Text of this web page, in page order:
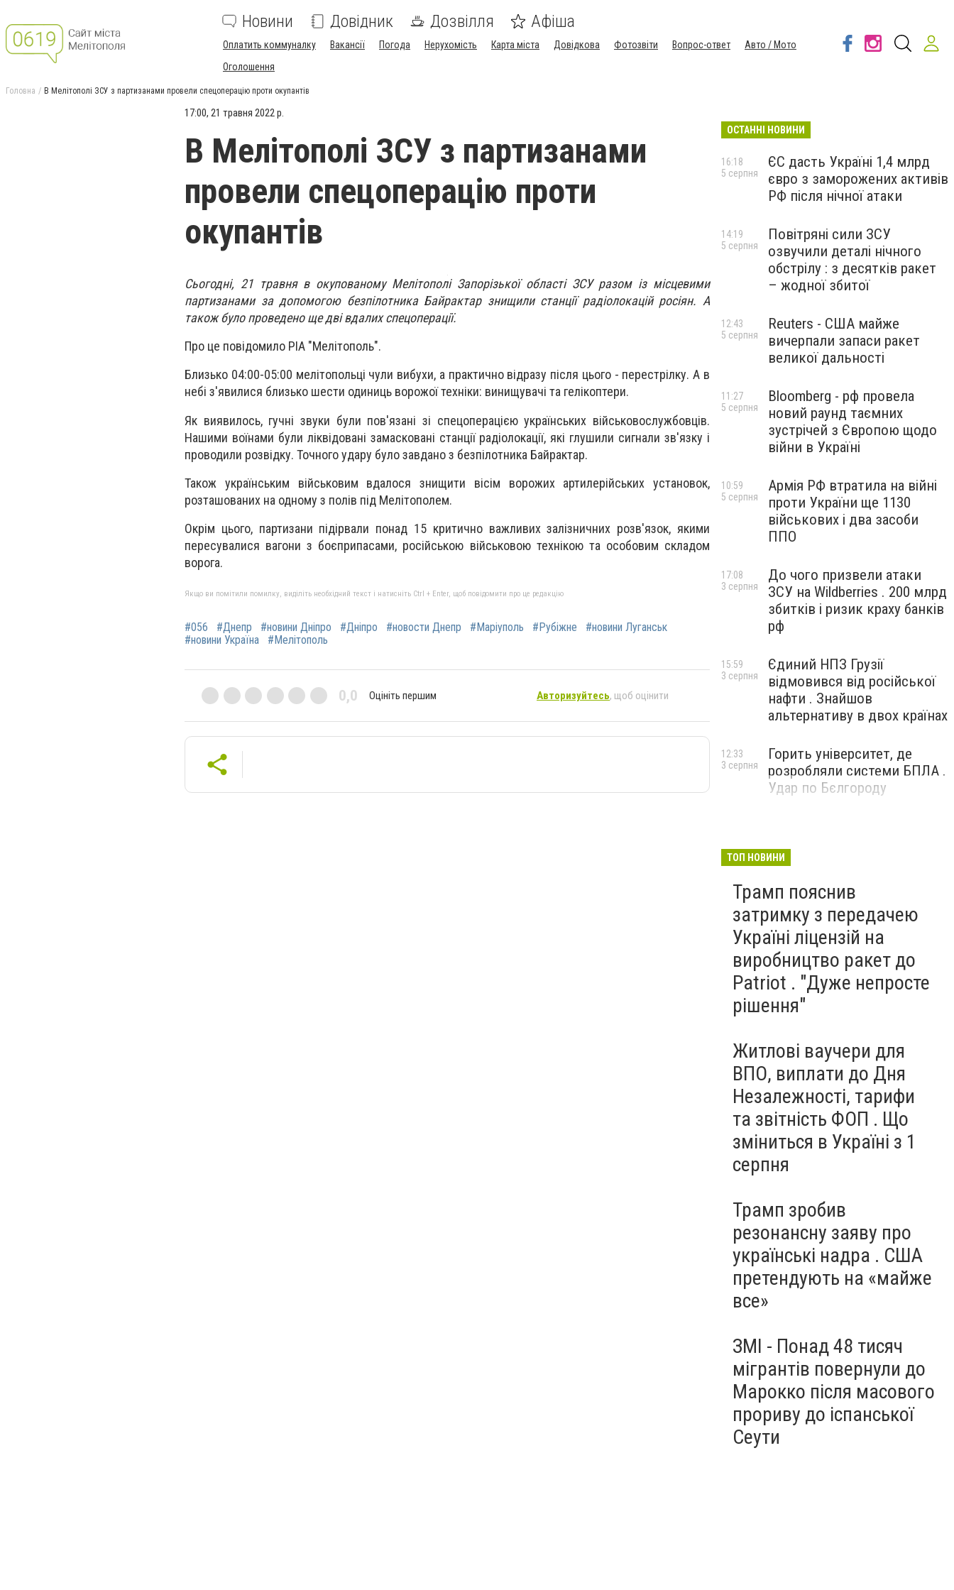
Новини Довідник Дозвілля Афіша
Оплатить коммуналку Вакансії Погода Нерухомість Карта міста Довідкова Фотозвіти Вопрос-ответ
Авто / Мото
Оголошення
Головна В Мелітополі ​​ЗСУ з партизанами провели спецоперацію проти окупантів
17:00, 21 травня 2022 р.
В Мелітополі ​​ЗСУ з партизанами
провели спецоперацію проти
окупантів
Сьогодні, 21 травня в окупованому Мелітополі Запорізької області ЗСУ разом із місцевими
партизанами за допомогою безпілотника Байрактар знищили станції радіолокацій росіян. А
також було проведено ще дві вдалих спецоперації.
Про це повідомило РІА "Мелітополь".
Близько 04:00-05:00 мелітопольці чули вибухи, а практично відразу після цього - перестрілку. А в
небі з'явилися близько шести одиниць ворожої техніки: винищувачі та гелікоптери.
Як виявилось, гучні звуки були пов'язані зі спецоперацією українських військовослужбовців.
Нашими воїнами були ліквідовані замасковані станції радіолокації, які глушили сигнали зв'язку і
проводили розвідку. Точного удару було завдано з безпілотника Байрактар.
Також українським військовим вдалося знищити вісім ворожих артилерійських установок,
розташованих на одному з полів під Мелітополем.
Окрім цього, партизани підірвали понад 15 критично важливих залізничних розв'язок, якими
пересувалися вагони з боєприпасами, російською військовою технікою та особовим складом
ворога.
Якщо ви помітили помилку, виділіть необхідний текст і натисніть Ctrl + Enter, щоб повідомити про це редакцію
#056 #Днепр #новини Дніпро #Дніпро #новости Днепр #Маріуполь #Рубіжне
#новини Луганськ
#новини Україна
#Мелітополь
0,0 Оцініть першим Авторизуйтесь, щоб оцінити
ОСТАННІ НОВИНИ
ЄС дасть Україні 1,4 млрд
євро з заморожених активів
РФ після нічної атаки
16:18
5 серпня
Повітряні сили ЗСУ
озвучили деталі нічного
обстрілу : з десятків ракет
– жодної збитої
14:19
5 серпня
Reuters - США майже
вичерпали запаси ракет
великої дальності
12:43
5 серпня
Bloomberg - рф провела
новий раунд таємних
зустрічей з Європою щодо
війни в Україні
11:27
5 серпня
Армія РФ втратила на війні
проти України ще 1130
військових і два засоби
ППО
10:59
5 серпня
До чого призвели атаки
ЗСУ на Wildberries . 200 млрд
збитків і ризик краху банків
рф
17:08
3 серпня
Єдиний НПЗ Грузії
відмовився від російської
нафти . Знайшов
альтернативу в двох країнах
15:59
3 серпня
Горить університет, де
розробляли системи БПЛА .
Удар по Бєлгороду
12:33
3 серпня
ТОП НОВИНИ
Трамп пояснив
затримку з передачею
Україні ліцензій на
виробництво ракет до
Patriot . "Дуже непросте
рішення"
Житлові ваучери для
ВПО, виплати до Дня
Незалежності, тарифи
та звітність ФОП . Що
зміниться в Україні з 1
серпня
Трамп зробив
резонансну заяву про
українські надра . США
претендують на «майже
все»
ЗМІ - Понад 48 тисяч
мігрантів повернули до
Марокко після масового
прориву до іспанської
Сеути